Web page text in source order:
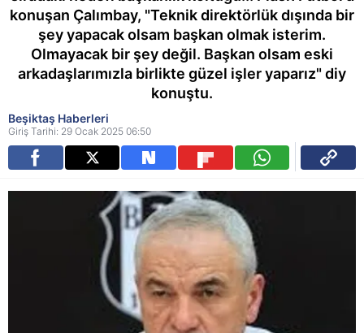
konuşan Çalımbay, "Teknik direktörlük dışında bir
şey yapacak olsam başkan olmak isterim.
Olmayacak bir şey değil. Başkan olsam eski
arkadaşlarımızla birlikte güzel işler yaparız" diy
konuştu.
Beşiktaş Haberleri
Giriş Tarihi: 29 Ocak 2025 06:50